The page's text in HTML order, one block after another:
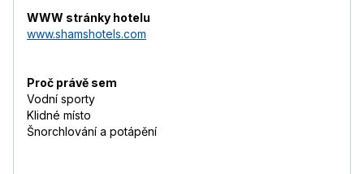
WWW stránky hotelu
www.shamshotels.com
Proč právě sem
Vodní sporty
Klidné místo
Šnorchlování a potápění